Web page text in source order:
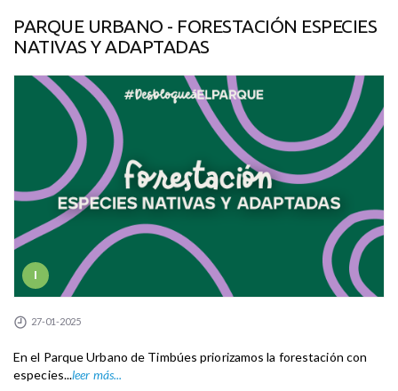
PARQUE URBANO - FORESTACIÓN ESPECIES
NATIVAS Y ADAPTADAS
I
27-01-2025
En el Parque Urbano de Timbúes priorizamos la forestación con
especies...leer más...